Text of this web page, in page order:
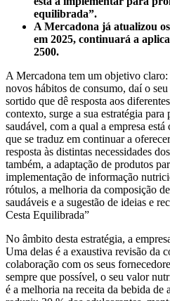
equilibrada”.
A Mercadona já atualizou
em 2025, continuará a
2500.
A Mercadona tem um objetivo claro:
novos hábitos de consumo, daí o
sortido que dê resposta aos
contexto, surge a sua estratégia
saudável, com a qual a empresa
que se traduz em continuar a
resposta às distintas necessidades
também, a adaptação de produtos
implementação de informação
rótulos, a melhoria da composição
saudáveis e a sugestão de ideias e
Cesta Equilibrada”
No âmbito desta estratégia, a
Uma delas é a exaustiva revisão da
colaboração com os seus
sempre que possível, o seu valor
é a melhoria na receita da bebida de